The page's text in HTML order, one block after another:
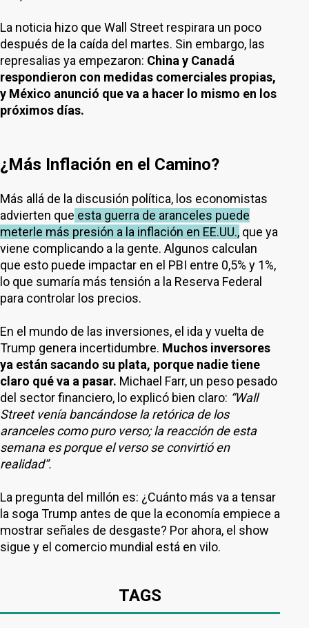
La noticia hizo que Wall Street respirara un poco
después de la caída del martes. Sin embargo, las
represalias ya empezaron: China y Canadá
respondieron con medidas comerciales propias,
y México anunció que va a hacer lo mismo en los
próximos días.
¿Más Inflación en el Camino?
Más allá de la discusión política, los economistas
advierten que esta guerra de aranceles puede
meterle más presión a la inflación en EE.UU., que ya
viene complicando a la gente. Algunos calculan
que esto puede impactar en el PBI entre 0,5% y 1%,
lo que sumaría más tensión a la Reserva Federal
para controlar los precios.
En el mundo de las inversiones, el ida y vuelta de
Trump genera incertidumbre. Muchos inversores
ya están sacando su plata, porque nadie tiene
claro qué va a pasar. Michael Farr, un peso pesado
del sector financiero, lo explicó bien claro: “Wall
Street venía bancándose la retórica de los
aranceles como puro verso; la reacción de esta
semana es porque el verso se convirtió en
realidad”.
La pregunta del millón es: ¿Cuánto más va a tensar
la soga Trump antes de que la economía empiece a
mostrar señales de desgaste? Por ahora, el show
sigue y el comercio mundial está en vilo.
TAGS